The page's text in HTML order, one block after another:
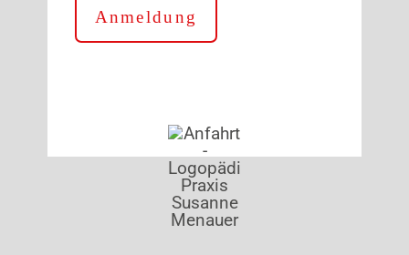
Anmeldung